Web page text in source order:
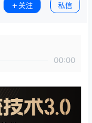
关注 私信
00:00